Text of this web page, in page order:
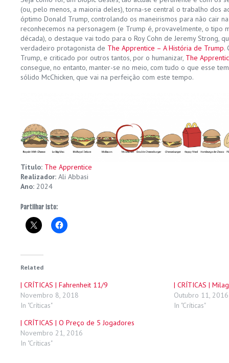
(ou, pelo menos, a maioria deles), torna-se central o trabalho dos
óptimo Donald Trump, controlando os maneirismos para não cair
reconhecemos na personagem (e Trump é, provavelmente, o tipo
década), o destaque vai todo para o Roy Cohn de Jeremy Strong,
verdadeiro protagonista de The Apprentice – A História de Trump.
Trump, e criticado por outros tantos, por o humanizar, The
consegue, no entanto, manter-se no meio, com tudo o que esse
sólido McChicken, que vai na perfeição com este tempo.
Título: The Apprentice
Realizador: Ali Abbasi
Ano: 2024
Partilhar isto:
Related
| CRÍTICAS | Fahrenheit 11/9
Novembro 8, 2018
In "Críticas"
| CRÍTICAS |
Outubro 11, 2016
In "Críticas"
| CRÍTICAS | O Preço de 5 Jogadores
Novembro 21, 2016
In "Críticas"